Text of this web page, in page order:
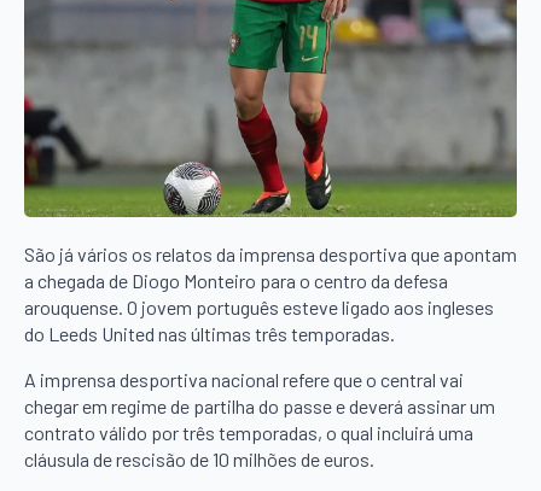
São já vários os relatos da imprensa desportiva que apontam
a chegada de Diogo Monteiro para o centro da defesa
arouquense. O jovem português esteve ligado aos ingleses
do Leeds United nas últimas três temporadas.
A imprensa desportiva nacional refere que o central vai
chegar em regime de partilha do passe e deverá assinar um
contrato válido por três temporadas, o qual incluirá uma
cláusula de rescisão de 10 milhões de euros.